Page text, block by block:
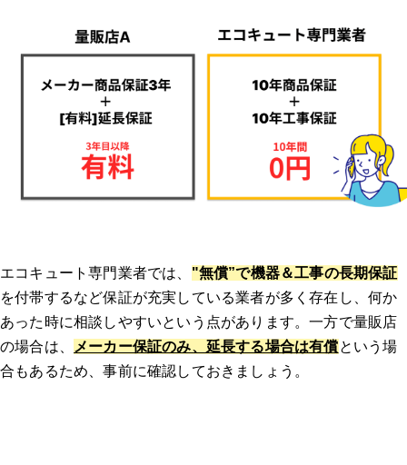
エコキュート専門業者では、 "無償”で機器＆工事の長期保証
を付帯するなど保証が充実している業者が多く存在し、何か
あった時に相談しやすいという点があります。一方で量販店
の場合は、
メーカー保証のみ、延長する場合は有償という場
合もあるため、事前に確認しておきましょう。